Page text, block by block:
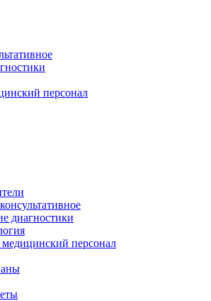
персонал
диагностики
персонал